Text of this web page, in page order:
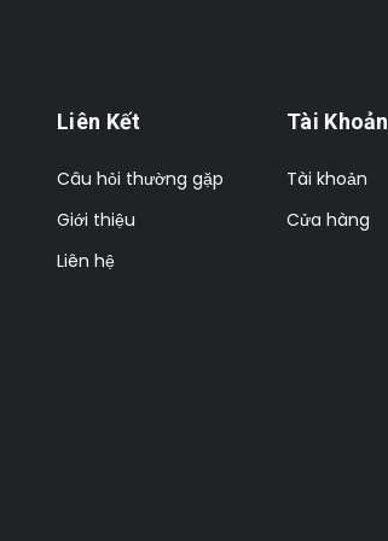
Liên Kết
Câu hỏi thường gặp
Giới thiệu
Liên hệ
Tài Khoản
Tài khoản
Cửa hàng